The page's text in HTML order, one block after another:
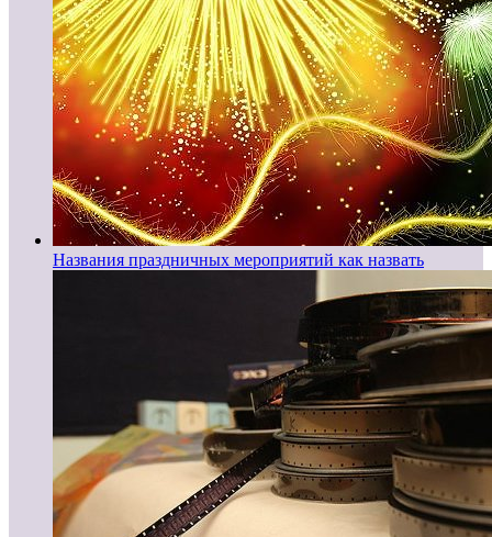
Названия праздничных мероприятий как назвать